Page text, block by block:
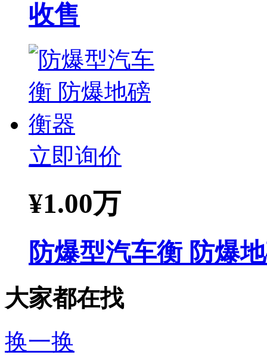
收售
立即询价
¥1.00万
防爆型汽车衡 防爆
大家都在找
换一换